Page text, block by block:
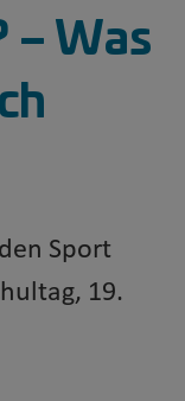
– Was
Sport
19.